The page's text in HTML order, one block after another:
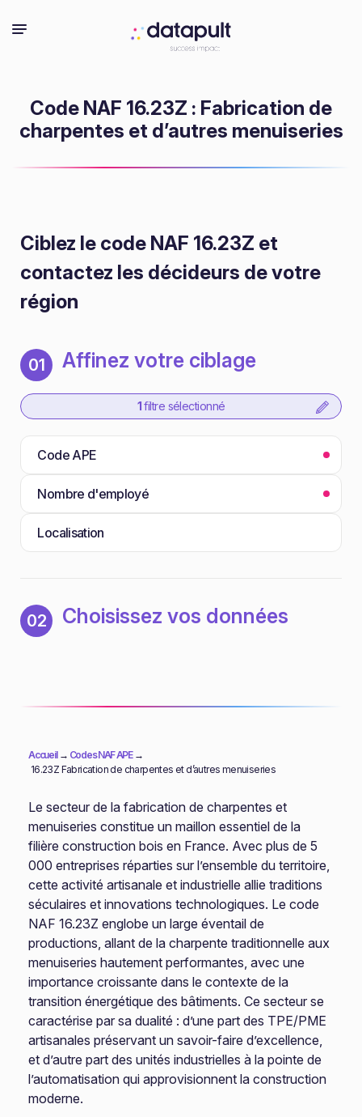
Code NAF 16.23Z : Fabrication de
charpentes et d’autres menuiseries
Ciblez le code NAF 16.23Z et
contactez les décideurs de votre
région
01 Affinez votre ciblage
1 filtre sélectionné
Code APE
Nombre d'employé
Localisation
02 Choisissez vos données
Accueil→ Codes NAF APE→
16.23Z Fabrication de charpentes et d’autres menuiseries
Le secteur de la fabrication de charpentes et
menuiseries constitue un maillon essentiel de la
filière construction bois en France. Avec plus de 5
000 entreprises réparties sur l’ensemble du territoire,
cette activité artisanale et industrielle allie traditions
séculaires et innovations technologiques. Le code
NAF 16.23Z englobe un large éventail de
productions, allant de la charpente traditionnelle aux
menuiseries hautement performantes, avec une
importance croissante dans le contexte de la
transition énergétique des bâtiments. Ce secteur se
caractérise par sa dualité : d’une part des TPE/PME
artisanales préservant un savoir-faire d’excellence,
et d’autre part des unités industrielles à la pointe de
l’automatisation qui approvisionnent la construction
moderne.